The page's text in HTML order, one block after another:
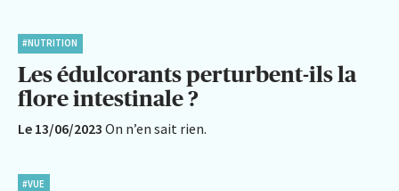
#NUTRITION
Les édulcorants perturbent-ils la
flore intestinale ?
Le 13/06/2023 On n’en sait rien.
#VUE